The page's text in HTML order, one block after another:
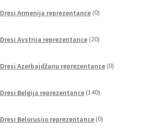
Dresi Armenija reprezentance 0izdelkov
Dresi Avstrija reprezentance 20izdelkov
Dresi Azerbajdžanu reprezentance 0izdelkov
Dresi Belgija reprezentance 140izdelkov
Dresi Belorusijo reprezentance 0izdelkov